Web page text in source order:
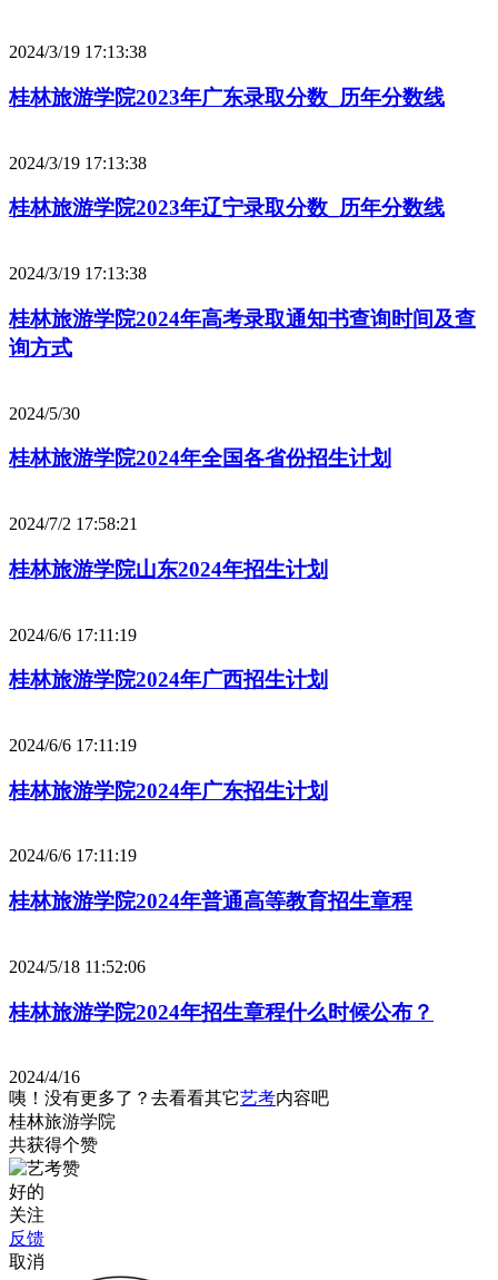
2024/3/19 17:13:38
桂林旅游学院2023年广东录取分数_历年分数线
2024/3/19 17:13:38
桂林旅游学院2023年辽宁录取分数_历年分数线
2024/3/19 17:13:38
桂林旅游学院2024年高考录取通知书查询时间及查
询方式
2024/5/30
桂林旅游学院2024年全国各省份招生计划
2024/7/2 17:58:21
桂林旅游学院山东2024年招生计划
2024/6/6 17:11:19
桂林旅游学院2024年广西招生计划
2024/6/6 17:11:19
桂林旅游学院2024年广东招生计划
2024/6/6 17:11:19
桂林旅游学院2024年普通高等教育招生章程
2024/5/18 11:52:06
桂林旅游学院2024年招生章程什么时候公布？
2024/4/16
咦！没有更多了？去看看其它艺考内容吧
桂林旅游学院
共获得个赞
好的
关注
反馈
取消